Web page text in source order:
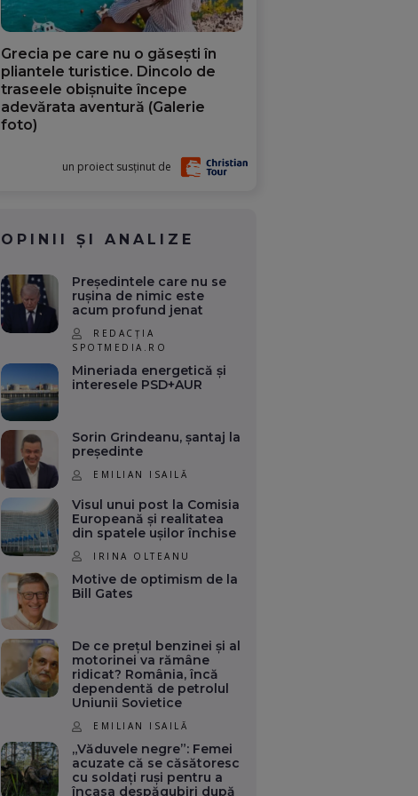
Grecia pe care nu o găsești în
pliantele turistice. Dincolo de
traseele obișnuite începe
adevărata aventură (Galerie
foto)
un proiect susținut de
OPINII ȘI ANALIZE
Președintele care nu se
rușina de nimic este
acum profund jenat
REDACȚIA
SPOTMEDIA.RO
Mineriada energetică și
interesele PSD+AUR
Sorin Grindeanu, șantaj la
președinte
EMILIAN ISAILĂ
Visul unui post la Comisia
Europeană și realitatea
din spatele ușilor închise
IRINA OLTEANU
Motive de optimism de la
Bill Gates
De ce prețul benzinei și al
motorinei va rămâne
ridicat? România, încă
dependentă de petrolul
Uniunii Sovietice
EMILIAN ISAILĂ
„Văduvele negre”: Femei
acuzate că se căsătoresc
cu soldați ruși pentru a
încasa despăgubiri după